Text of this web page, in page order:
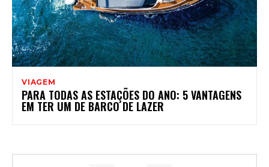
VIAGEM
PARA TODAS AS ESTAÇÕES DO ANO: 5 VANTAGENS
EM TER UM DE BARCO DE LAZER